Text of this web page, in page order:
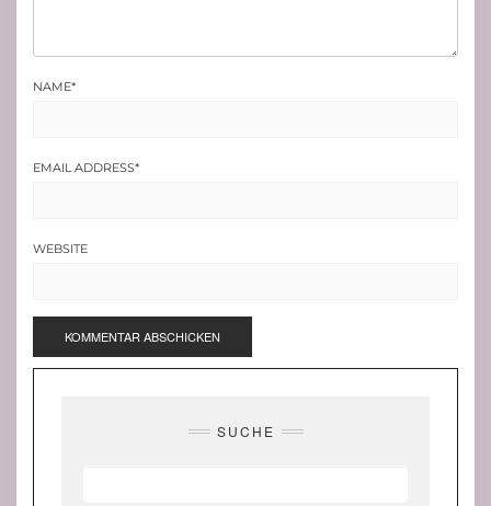
NAME*
EMAIL ADDRESS*
WEBSITE
SUCHE